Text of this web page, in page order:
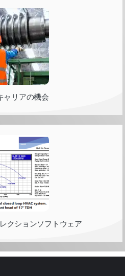
ャリアの機会
クションソフトウェア